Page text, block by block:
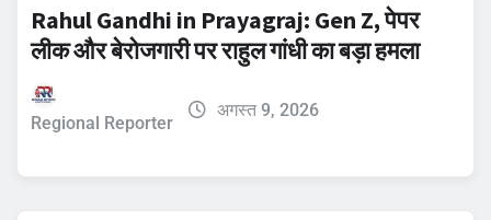
Rahul Gandhi in Prayagraj: Gen Z, पेपर
लीक और बेरोजगारी पर राहुल गांधी का बड़ा हमला
Regional Reporter
अगस्त 9, 2026